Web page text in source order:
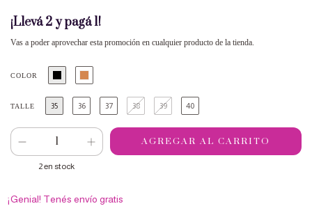
¡Llevá 2 y pagá 1!
Vas a poder aprovechar esta promoción en cualquier producto de la tienda.
COLOR
TALLE 35 36 37 38 39 40
2en stock
¡Genial! Tenés envío gratis